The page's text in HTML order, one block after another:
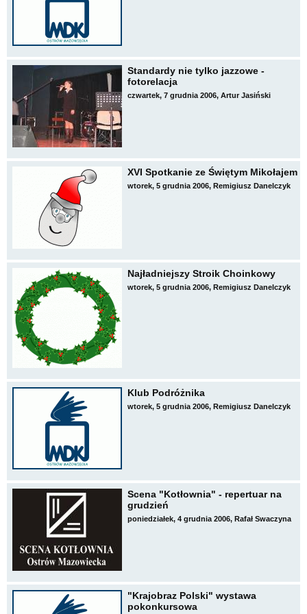
Standardy nie tylko jazzowe -
fotorelacja
czwartek, 7 grudnia 2006, Artur Jasiński
XVI Spotkanie ze Świętym Mikołajem
wtorek, 5 grudnia 2006, Remigiusz Danelczyk
Najładniejszy Stroik Choinkowy
wtorek, 5 grudnia 2006, Remigiusz Danelczyk
Klub Podróżnika
wtorek, 5 grudnia 2006, Remigiusz Danelczyk
Scena "Kotłownia" - repertuar na
grudzień
poniedziałek, 4 grudnia 2006, Rafał Swaczyna
"Krajobraz Polski" wystawa
pokonkursowa